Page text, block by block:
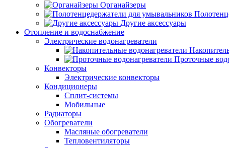
Органайзеры
Другие аксессуары
Отопление и водоснабжение
Электрические водонагреватели
Проточные
Конвекторы
Электрические конвекторы
Кондиционеры
Сплит-системы
Мобильные
Радиаторы
Обогреватели
Масляные обогреватели
Тепловентиляторы